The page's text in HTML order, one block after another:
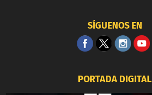
SÍGUENOS EN
PORTADA DIGITAL